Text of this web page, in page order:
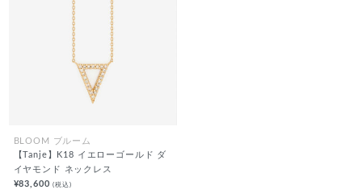
BLOOM ブルーム
【Tanje】K18 イエローゴールド ダ
イヤモンド ネックレス
¥83,600(税込)